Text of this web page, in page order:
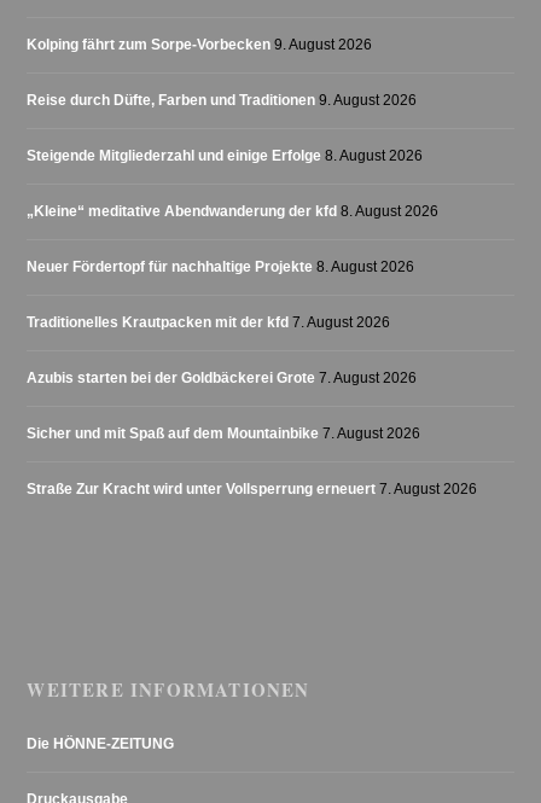
Kolping fährt zum Sorpe-Vorbecken 9. August 2026
Reise durch Düfte, Farben und Traditionen 9. August 2026
Steigende Mitgliederzahl und einige Erfolge 8. August 2026
„Kleine“ meditative Abendwanderung der kfd 8. August 2026
Neuer Fördertopf für nachhaltige Projekte 8. August 2026
Traditionelles Krautpacken mit der kfd 7. August 2026
Azubis starten bei der Goldbäckerei Grote 7. August 2026
Sicher und mit Spaß auf dem Mountainbike 7. August 2026
Straße Zur Kracht wird unter Vollsperrung erneuert 7. August 2026
WEITERE INFORMATIONEN
Die HÖNNE-ZEITUNG